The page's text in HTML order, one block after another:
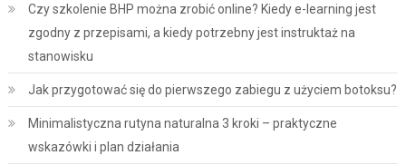
Czy szkolenie BHP można zrobić online? Kiedy e-learning jest
zgodny z przepisami, a kiedy potrzebny jest instruktaż na
stanowisku
Jak przygotować się do pierwszego zabiegu z użyciem botoksu?
Minimalistyczna rutyna naturalna 3 kroki – praktyczne
wskazówki i plan działania